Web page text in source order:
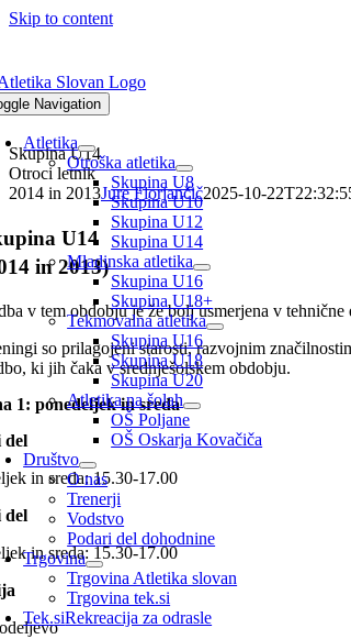
Skip to content
Navigation
Atletika
Otroška atletika
Skupina U8
Skupina U10
Skupina U12
Skupina U14
Mladinska atletika
Skupina U16
Skupina U18+
Tekmovalna atletika
Skupina U16
Skupina U18
Skupina U20
Atletika na šolah
OŠ Poljane
OŠ Oskarja Kovačiča
Društvo
O nas
Trenerji
Vodstvo
Podari del dohodnine
Trgovina
Trgovina Atletika slovan
Trgovina tek.si
Tek.siRekreacija za odrasle
Skupina U14
Otroci letnik
2014 in 2013Jure Florjančič2025-10-
U14
in 2013)
v tem obdobju je že bolj usmerjena v
so prilagojeni starosti, razvojnim
ki jih čaka v srednješolskem obdobju.
1: ponedeljek in sreda
del
in sreda: 15.30-17.00
del
in sreda: 15.30-17.00